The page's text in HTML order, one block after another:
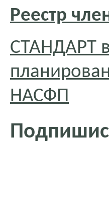
Реестр
СТАНДАРТ
НАСФП